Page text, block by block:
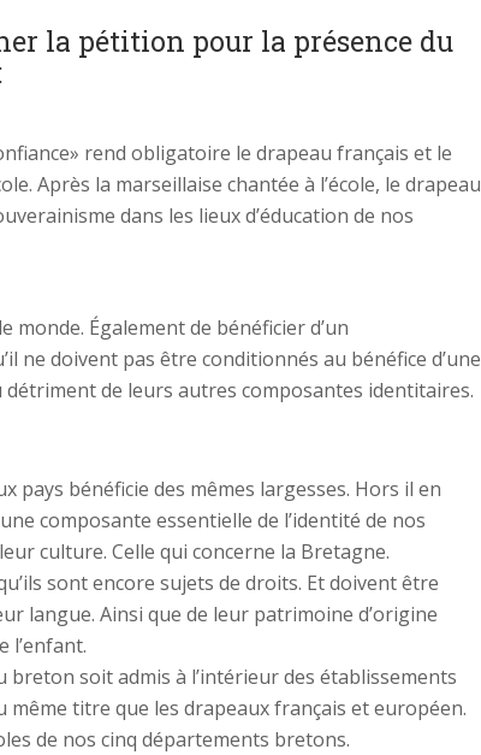
la pétition pour la présence du
rend obligatoire le drapeau français et le
Après la marseillaise chantée à l’école, le drapeau
dans les lieux d’éducation de nos
Également de bénéficier d’un
ne doivent pas être conditionnés au bénéfice d’une
de leurs autres composantes identitaires.
pays bénéficie des mêmes largesses. Hors il en
composante essentielle de l’identité de nos
culture. Celle qui concerne la Bretagne.
sont encore sujets de droits. Et doivent être
langue. Ainsi que de leur patrimoine d’origine
l’enfant.
breton soit admis à l’intérieur des établissements
titre que les drapeaux français et européen.
de nos cinq départements bretons.